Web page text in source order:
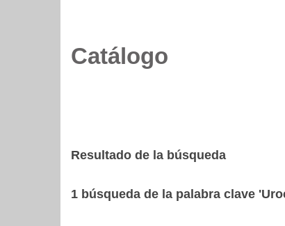
Catálogo
Resultado de la búsqueda
1 búsqueda de la palabra clave